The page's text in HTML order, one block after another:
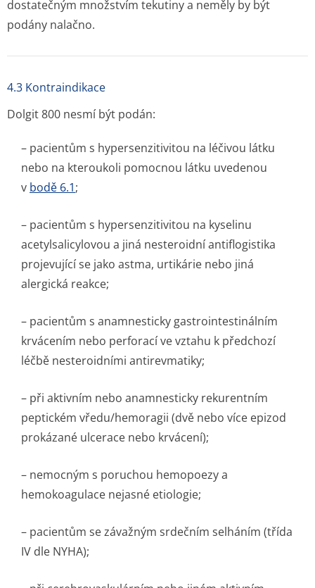
dostatečným množstvím tekutiny a neměly by být
podány nalačno.
4.3 Kontraindikace
Dolgit 800 nesmí být podán:
– pacientům s hypersenzitivitou na léčivou látku
nebo na kteroukoli pomocnou látku uvedenou
v bodě 6.1;
– pacientům s hypersenzitivitou na kyselinu
acetylsalicylovou a jiná nesteroidní antiflogistika
projevující se jako astma, urtikárie nebo jiná
alergická reakce;
– pacientům s anamnesticky gastrointestinálním
krvácením nebo perforací ve vztahu k předchozí
léčbě nesteroidními antirevmatiky;
– při aktivním nebo anamnesticky rekurentním
peptickém vředu/hemoragii (dvě nebo více epizod
prokázané ulcerace nebo krvácení);
– nemocným s poruchou hemopoezy a
hemokoagulace nejasné etiologie;
– pacientům se závažným srdečním selháním (třída
IV dle NYHA);